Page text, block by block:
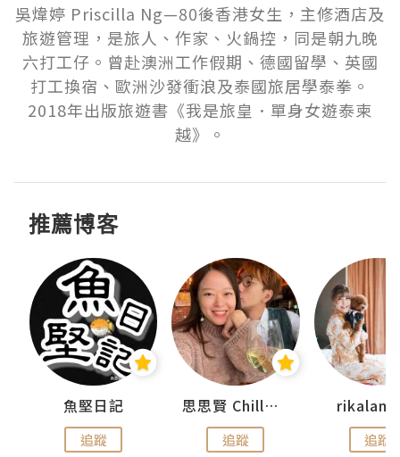
吳煒婷 Priscilla Ng—80後香港女生，主修酒店及
旅遊管理，是旅人、作家、火鍋控，同是朝九晚
六打工仔。曾赴澳洲工作假期、德國留學、英國
打工換宿、歐洲沙發衝浪及泰國旅居學泰拳。
2018年出版旅遊書《我是旅皇．單身女遊泰柬
越》。
推薦博客
魚堅日記
追蹤
思思賢 ChillMyBabe
追蹤 追蹤